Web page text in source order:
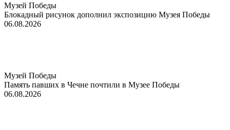
Музей Победы
Блокадный рисунок дополнил экспозицию Музея Победы
06.08.2026
Музей Победы
Память павших в Чечне почтили в Музее Победы
06.08.2026